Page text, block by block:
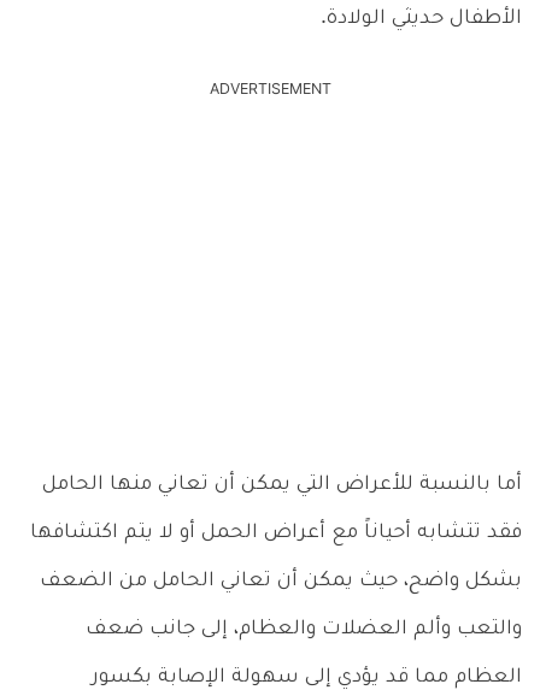
الأطفال حديثي الولادة.
ADVERTISEMENT
أما بالنسبة للأعراض التي يمكن أن تعاني منها الحامل
فقد تتشابه أحياناً مع أعراض الحمل أو لا يتم اكتشافها
بشكل واضح، حيث يمكن أن تعاني الحامل من الضعف
والتعب وألم العضلات والعظام، إلى جانب ضعف
العظام مما قد يؤدي إلى سهولة الإصابة بكسور